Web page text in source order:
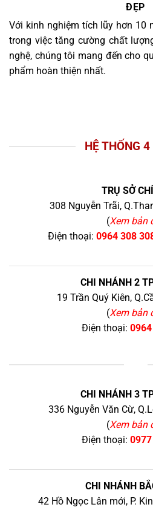
ĐẸP
Với kinh nghiệm tích lũy hơn 10
trong việc tăng cường chất
nghệ, chúng tôi mang đến cho
phẩm hoàn thiện nhất.
HỆ THỐNG 4
TRỤ SỞ
308 Nguyễn Trãi,
(Xem bản
Điện thoại: 0964 308
CHI NHÁNH 2
19 Trần Quý Kiên,
(Xem bản
Điện thoại:
CHI NHÁNH 3
336 Nguyễn Văn Cừ,
(Xem bản
Điện thoại:
CHI NHÁNH
42 Hồ Ngọc Lân mới, P.